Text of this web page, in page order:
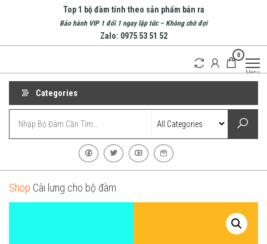
Top 1 bộ đàm tính theo sản phẩm bán ra
Bảo hành VIP 1 đổi 1 ngay lập tức – Không chờ đợi
Zalo: 0975 53 51 52
Đàm
Nha
Trang
Đàm
Cầm
đầu về
đàm
Nha
0
Menu
Categories
Shop Cài lưng cho bộ đàm